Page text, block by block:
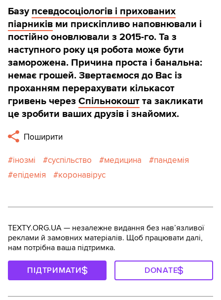
Базу псевдосоціологів і прихованих
піарників ми прискіпливо наповнювали і
постійно оновлювали з 2015-го. Та з
наступного року ця робота може бути
заморожена. Причина проста і банальна:
немає грошей. Звертаємося до Вас із
проханням перерахувати кількасот
гривень через Спільнокошт та закликати
це зробити ваших друзів і знайомих.
Поширити
інозмі суспільство медицина
пандемія
епідемія
коронавірус
TEXTY.ORG.UA — незалежне видання без навʼязливої
реклами й замовних матеріалів. Щоб працювати далі,
нам потрібна ваша підтримка.
ПІДТРИМАТИ DONATE